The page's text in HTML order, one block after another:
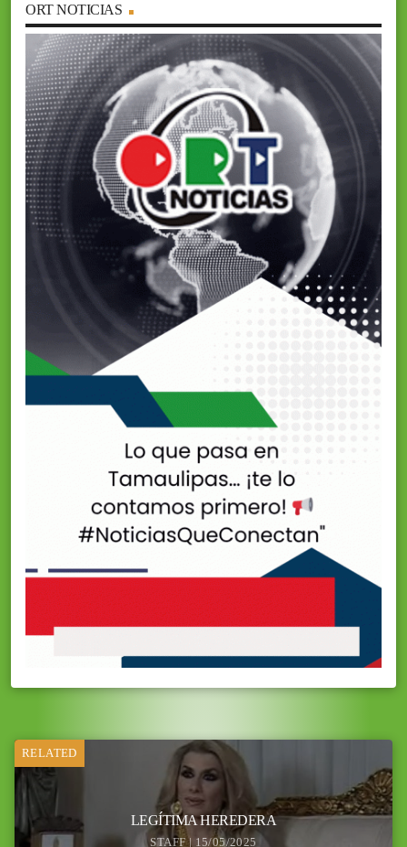
ORT NOTICIAS
RELATED
LEGÍTIMA HEREDERA
STAFF | 15/05/2025